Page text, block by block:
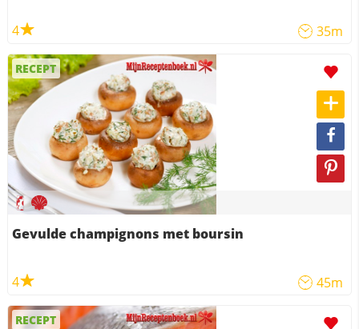
4 35m
RECEPT
Gevulde champignons met boursin
4 45m
RECEPT